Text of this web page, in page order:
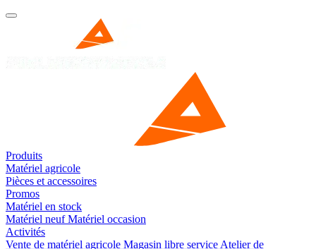
Produits
Matériel agricole
Pièces et accessoires
Promos
Matériel en stock
Matériel neufMatériel occasion
Activités
Vente de matériel agricole Magasin libre service Atelier de